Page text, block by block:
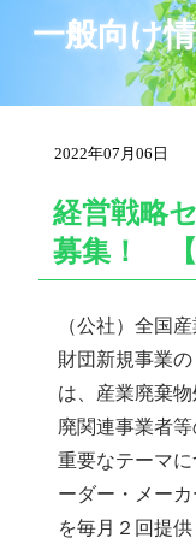
一般向け
2022年07月06日
経営戦略
募集！ 【
（公社）全国
財団新規事業の
は、産業廃棄
廃関連事業者
重要なテーマ
ーダー・メー
を毎月２回提供